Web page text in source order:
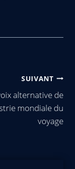
SUIVANT
alternative de
mondiale du
voyage